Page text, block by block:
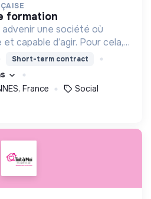
formation
une société où
capable d’agir. Pour cela,
et des lieux
et adaptés à tous.
Short-term contract
France
Social